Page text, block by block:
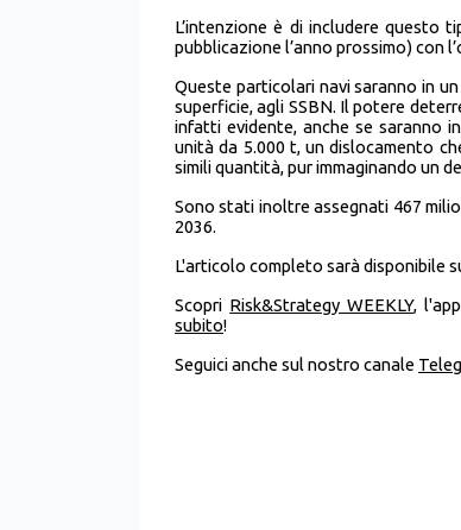
L’intenzione è di includere questo
pubblicazione l’anno prossimo) con
Queste particolari navi saranno in
superficie, agli SSBN. Il potere
infatti evidente, anche se saranno
unità da 5.000 t, un dislocamento
simili quantità, pur immaginando un
Sono stati inoltre assegnati 467
2036.
L'articolo completo sarà disponibile
Scopri Risk&Strategy WEEKLY,
subito!
Seguici anche sul nostro canale